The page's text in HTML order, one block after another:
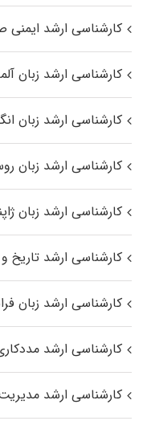
کارشناسی ارشد ایمنی
کارشناسی ارشد زبان
کارشناسی ارشد زبان
کارشناسی ارشد زبان
کارشناسی ارشد زبان
کارشناسی ارشد تاریخ
کارشناسی ارشد زبان
کارشناسی ارشد
کارشناسی ارشد